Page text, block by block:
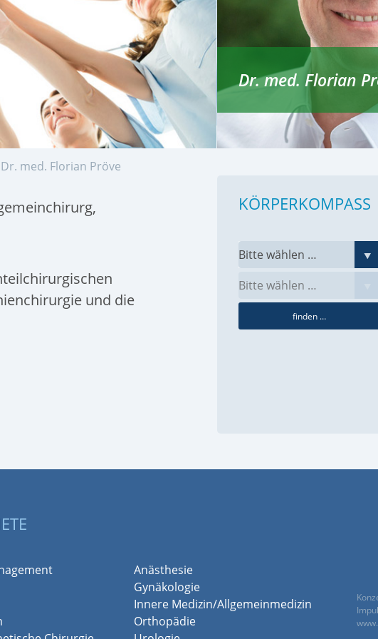
Dr. med. Florian
Dr. med. Florian Pröve
und die
KÖRPERKOMPASS
finden …
Anästhesie
Gynäkologie
Innere Medizin/Allgemeinmedizin
Orthopädie